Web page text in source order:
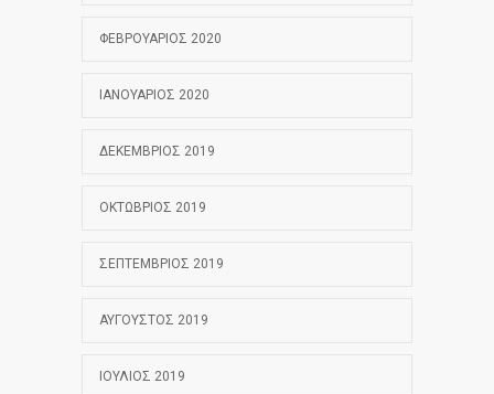
ΦΕΒΡΟΥΆΡΙΟΣ 2020
ΙΑΝΟΥΆΡΙΟΣ 2020
ΔΕΚΈΜΒΡΙΟΣ 2019
ΟΚΤΏΒΡΙΟΣ 2019
ΣΕΠΤΈΜΒΡΙΟΣ 2019
ΑΎΓΟΥΣΤΟΣ 2019
ΙΟΎΛΙΟΣ 2019